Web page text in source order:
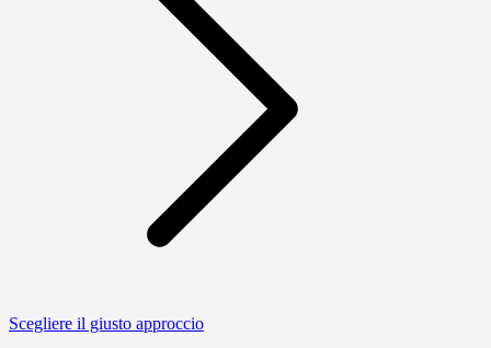
Scegliere il giusto approccio